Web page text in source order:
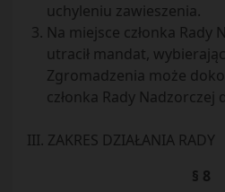
uchyleniu zawieszenia.
Na miejsce członka Rady
utracił mandat,
Zgromadzenia może
członka Rady Nadzorczej
III. ZAKRES DZIAŁANIA RADY
§ 8